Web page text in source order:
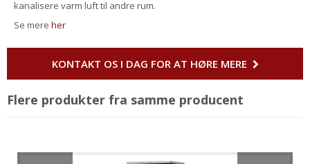
kanalisere varm luft til andre rum.
Se mere her
KONTAKT OS I DAG FOR AT HØRE MERE
Flere produkter fra samme producent